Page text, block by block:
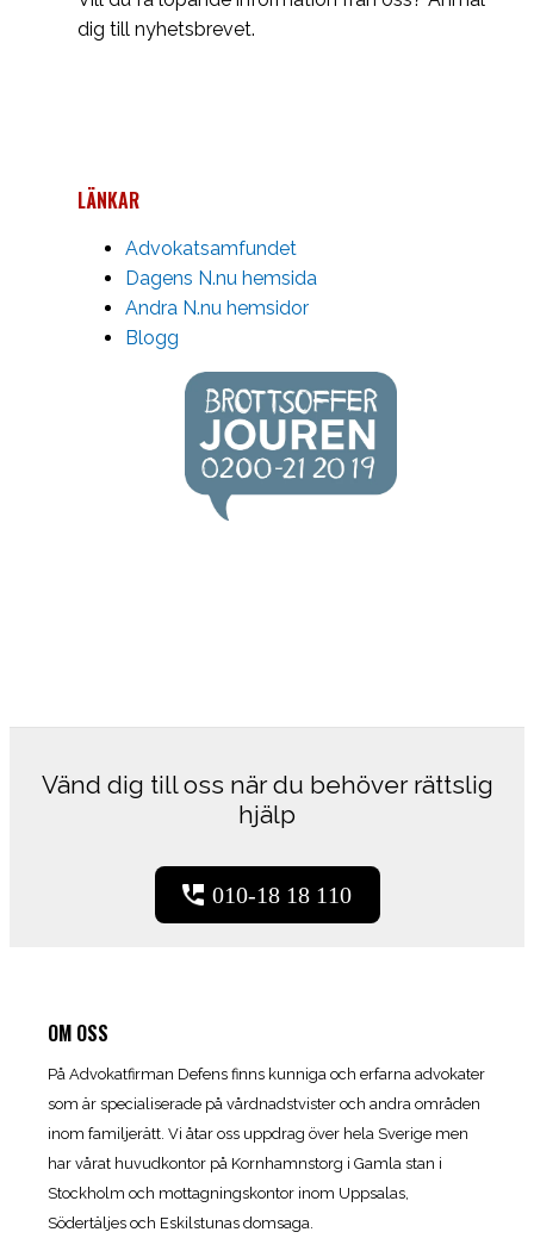
dig till nyhetsbrevet.
LÄNKAR
Advokatsamfundet
Dagens N.nu hemsida
Andra N.nu hemsidor
Blogg
Vänd dig till oss när du behöver rättslig
hjälp
010-18 18 110
OM OSS
På Advokatfirman Defens finns kunniga och erfarna advokater
som är specialiserade på vårdnadstvister och andra områden
inom familjerätt. Vi åtar oss uppdrag över hela Sverige men
har vårat huvudkontor på Kornhamnstorg i Gamla stan i
Stockholm och mottagningskontor inom Uppsalas,
Södertäljes och Eskilstunas domsaga.